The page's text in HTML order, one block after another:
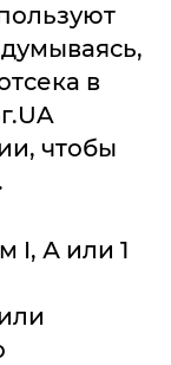
в
чтобы
I, А или 1